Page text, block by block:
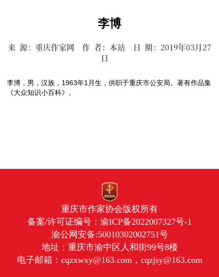
李博
来 源：重庆作家网 作 者：本站 日 期：2019年03月27
日
李博，男，汉族，1963年1月生，供职于重庆市公安局。著有作品集
《大众知识小百科》。
重庆市作家协会版权所有
备案/许可证编号： 渝ICP备2022007327号-1
渝公网安备:50010302002751号
地址：重庆市渝中区人和街99号8楼
电子邮箱：cqzxwxy@163.com，cqzjsy@163.com